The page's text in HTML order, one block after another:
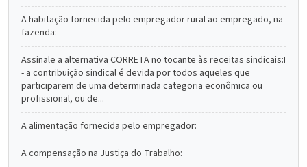
A habitação fornecida pelo empregador rural ao empregado, na
fazenda:
Assinale a alternativa CORRETA no tocante às receitas sindicais:I
- a contribuição sindical é devida por todos aqueles que
participarem de uma determinada categoria econômica ou
profissional, ou de...
A alimentação fornecida pelo empregador:
A compensação na Justiça do Trabalho: